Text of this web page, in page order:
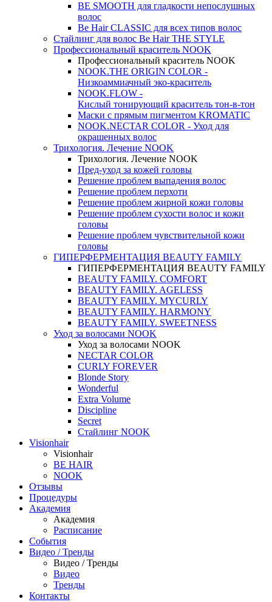
BE SMOOTH для гладкости непослушных
волос
Be Hair CLASSIC для всех типов волос
Стайлинг для волос Be Hair THE STYLE
Профессиональный краситель NOOK
Профессиональный краситель NOOK
NOOK.THE ORIGIN COLOR -
Низкоаммиачный эко-краситель
NOOK.FLOW -
Кислый тонирующий краситель тон-в-тон
Маски с прямым пигментом KROMATIC
NOOK.NECTAR COLOR - Уход для
окрашенных волос
Трихология. Лечение NOOK
Трихология. Лечение NOOK
Пред-уход за кожей головы
Решение проблем выпадения волос
Решение проблем перхоти
Решение проблем жирной кожи головы
Решение проблем сухости волос и кожи
головы
Решение проблем чувствительной кожи
головы
ГИПЕРФЕРМЕНТАЦИЯ BEAUTY FAMILY
ГИПЕРФЕРМЕНТАЦИЯ BEAUTY FAMILY
BEAUTY FAMILY. COMFORT
BEAUTY FAMILY. AGELESS
BEAUTY FAMILY. MYCURLY
BEAUTY FAMILY. HARMONY
BEAUTY FAMILY. SWEETNESS
Уход за волосами NOOK
Уход за волосами NOOK
NECTAR COLOR
CURLY FOREVER
Blonde Story
Wonderful
Extra Volume
Discipline
Secret
Стайлинг NOOK
Visionhair
Visionhair
BE HAIR
NOOK
Отзывы
Процедуры
Академия
Академия
Расписание
События
Видео / Тренды
Видео / Тренды
Видео
Тренды
Контакты